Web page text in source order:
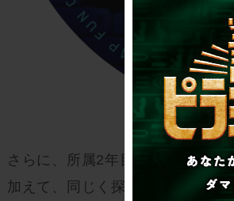
さらに、所属2年目以降の更新を
加えて、同じく探偵衣装の彼ら